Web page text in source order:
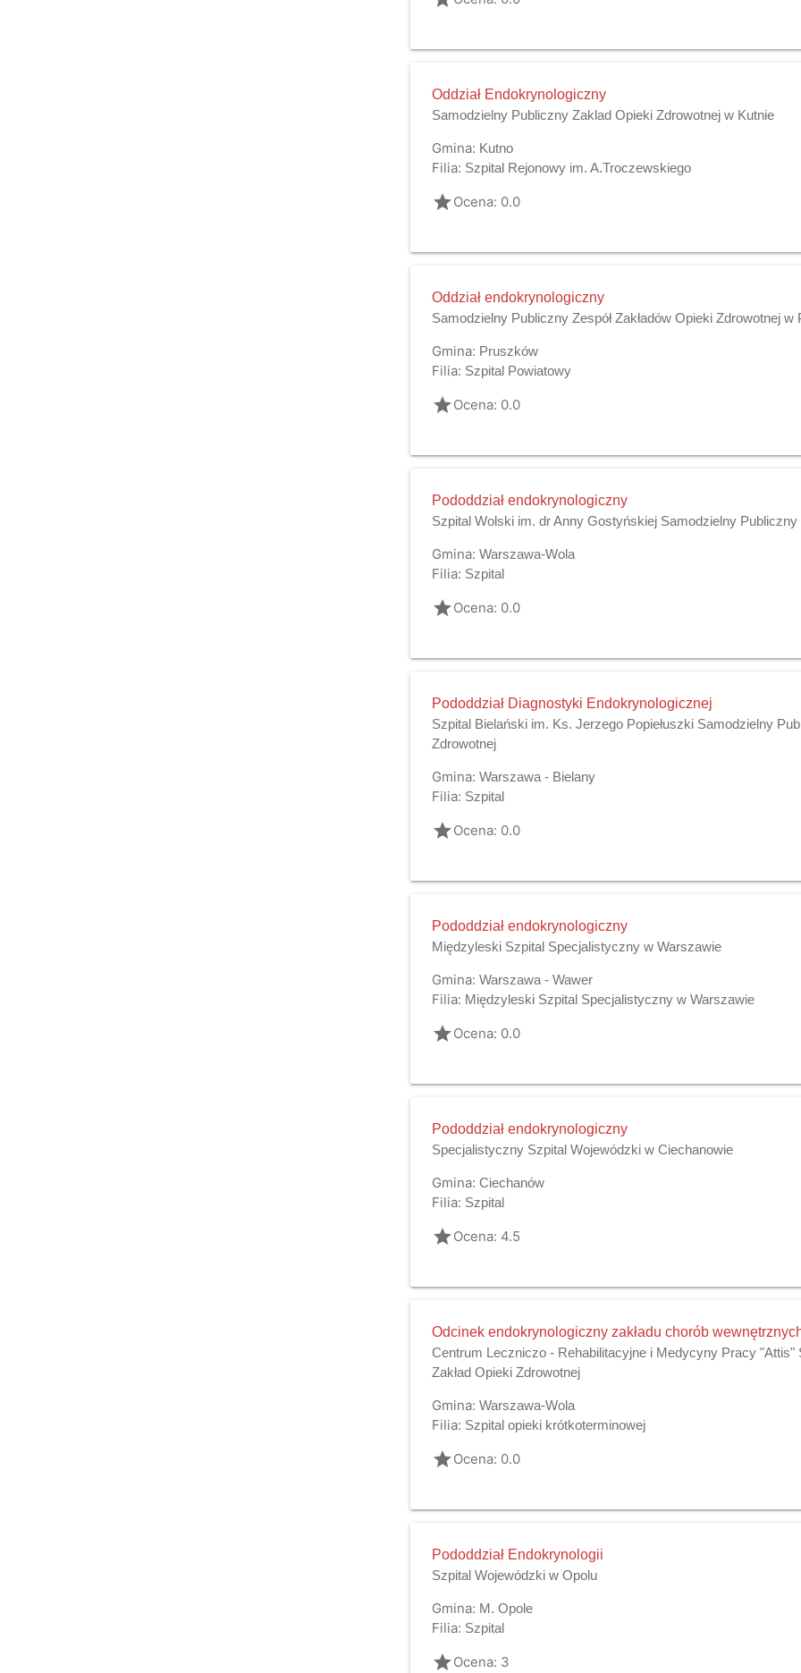
Oddział Endokrynologiczny
Samodzielny Publiczny Zaklad Opieki Zdrowotnej w Kutnie
Gmina: Kutno
Filia: Szpital Rejonowy im. A.Troczewskiego
gradeOcena: 0.0
Oddział endokrynologiczny
Samodzielny Publiczny Zespół Zakładów Opieki Zdrowotnej w
Gmina: Pruszków
Filia: Szpital Powiatowy
gradeOcena: 0.0
Pododdział endokrynologiczny
Szpital Wolski im. dr Anny Gostyńskiej Samodzielny Publiczny
Gmina: Warszawa-Wola
Filia: Szpital
gradeOcena: 0.0
Pododdział Diagnostyki Endokrynologicznej
Szpital Bielański im. Ks. Jerzego Popiełuszki Samodzielny
Zdrowotnej
Gmina: Warszawa - Bielany
Filia: Szpital
gradeOcena: 0.0
Pododdział endokrynologiczny
Międzyleski Szpital Specjalistyczny w Warszawie
Gmina: Warszawa - Wawer
Filia: Międzyleski Szpital Specjalistyczny w Warszawie
gradeOcena: 0.0
Pododdział endokrynologiczny
Specjalistyczny Szpital Wojewódzki w Ciechanowie
Gmina: Ciechanów
Filia: Szpital
gradeOcena: 4.5
Odcinek endokrynologiczny zakładu chorób
Centrum Leczniczo - Rehabilitacyjne i Medycyny Pracy "Attis"
Zakład Opieki Zdrowotnej
Gmina: Warszawa-Wola
Filia: Szpital opieki krótkoterminowej
gradeOcena: 0.0
Pododdział Endokrynologii
Szpital Wojewódzki w Opolu
Gmina: M. Opole
Filia: Szpital
gradeOcena: 3